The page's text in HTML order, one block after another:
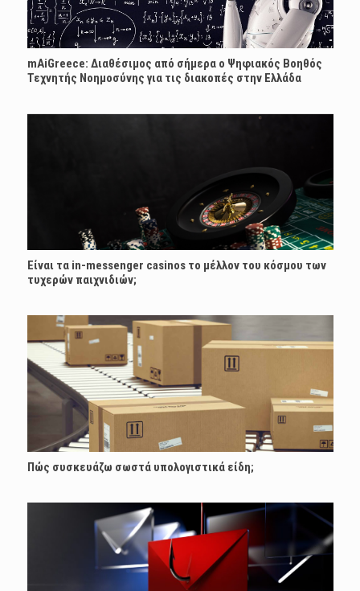
mAiGreece: Διαθέσιμος από σήμερα ο Ψηφιακός Βοηθός
Τεχνητής Νοημοσύνης για τις διακοπές στην Ελλάδα
Είναι τα in-messenger casinos το μέλλον του κόσμου των
τυχερών παιχνιδιών;
Πώς συσκευάζω σωστά υπολογιστικά είδη;